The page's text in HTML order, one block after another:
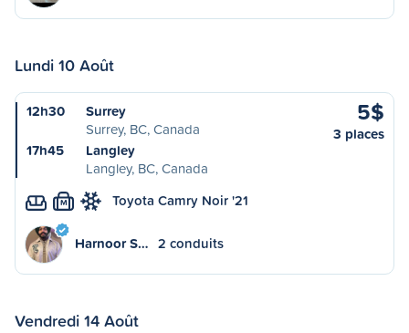
Lundi 10 Août
12h30
Surrey
Surrey, BC, Canada
17h45
Langley
Langley, BC, Canada
5$
3 places
M Toyota Camry Noir '21
Harnoor S… 2 conduits
Vendredi 14 Août